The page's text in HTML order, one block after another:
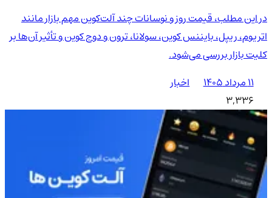
در این مطلب، قیمت روز و نوسانات چند آلت‌کوین مهم بازار مانند
اتریوم، ریپل، بایننس کوین، سولانا، ترون و دوج کوین و تأثیر آن‌ها بر
کلیت بازار بررسی می‌شود.
۱۱ مرداد ۱۴۰۵
اخبار
3,336